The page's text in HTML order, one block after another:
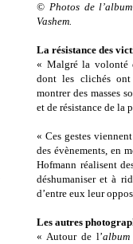
© Photos de l’album
Vashem.
La résistance des
« Malgré la volonté
dont les clichés
montrer des masses
et de résistance de la
« Ces gestes
des évènements, en
Hofmann réalisent
déshumaniser et à
d’entre eux leur
Les autres
« Autour de l’album